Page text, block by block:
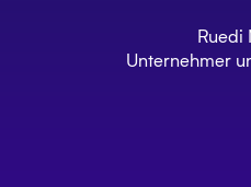
Ruedi
Unternehmer